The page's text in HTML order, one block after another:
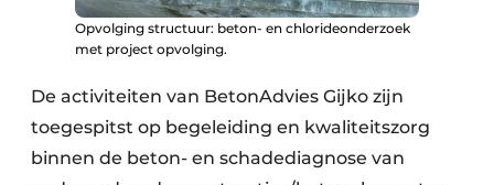
Opvolging structuur: beton- en chlorideonderzoek
met project opvolging.
De activiteiten van BetonAdvies Gijko zijn
toegespitst op begeleiding en kwaliteitszorg
binnen de beton- en schadediagnose van